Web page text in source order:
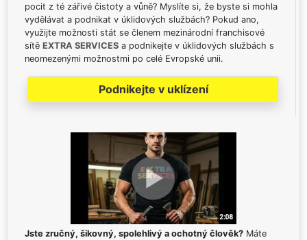
pocit z té zářivé čistoty a vůně? Myslíte si, že byste si mohla
vydělávat a podnikat v úklidových službách? Pokud ano,
využijte možnosti stát se členem mezinárodní franchisové
sítě EXTRA SERVICES a podnikejte v úklidových službách s
neomezenými možnostmi po celé Evropské unii.
Podnikejte v uklízení
Jste zručný, šikovný, spolehlivý a ochotný člověk? Máte